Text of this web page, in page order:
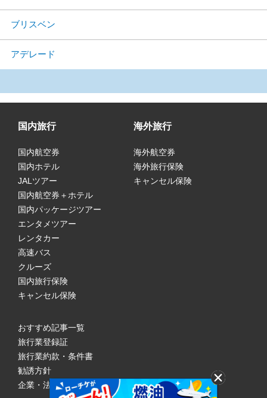
ブリスベン
アデレード
国内旅行
国内航空券
国内ホテル
JALツアー
国内航空券＋ホテル
国内パッケージツアー
エンタメツアー
レンタカー
高速バス
クルーズ
国内旅行保険
キャンセル保険
海外旅行
海外航空券
海外旅行保険
キャンセル保険
おすすめ記事一覧
旅行業登録証
旅行業約款・条件書
勧誘方針
企業・法人のみなさまへ